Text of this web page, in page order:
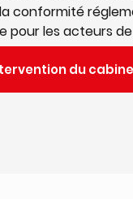
conformité
pour les acteurs
du